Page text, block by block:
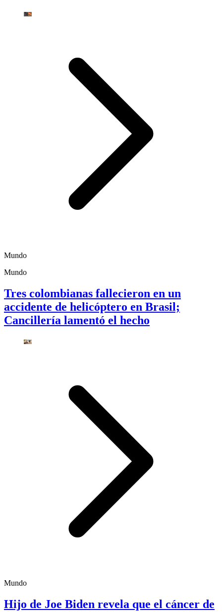
Mundo
Mundo
Tres colombianas fallecieron en un
accidente de helicóptero en Brasil;
Cancillería lamentó el hecho
Mundo
Hijo de Joe Biden revela que el cáncer de